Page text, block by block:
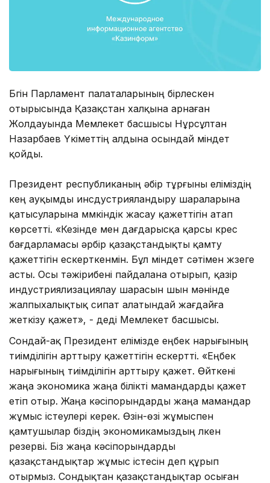
Бүгін Парламент палаталарының бірлескен
отырысында Қазақстан халқына арнаған
Жолдауында Мемлекет басшысы Нұрсұлтан
Назарбаев Үкіметтің алдына осындай міндет
қойды.
Президент республиканың әбір тұрғыны еліміздің
кең ауқымды инсдустрияландыру шараларына
қатысуларына мүмкіндік жасау қажеттігін атап
көрсетті. «Кезінде мен дағдарысқа қарсы күрес
бағдарламасы әрбір қазақстандықты қамту
қажеттігін ескерткенмін. Бұл міндет сәтімен жүзеге
асты. Осы тәжірибені пайдалана отырып, қазір
индустриялизациялау шарасын шын мәнінде
жалпыхалықтық сипат алатындай жағдайға
жеткізу қажет», - деді Мемлекет басшысы.
Сондай-ақ Президент елімізде еңбек нарығының
тиімділігін арттыру қажеттігін ескертті. «Еңбек
нарығының тиімділігін арттыру қажет. Өйткені
жаңа экономика жаңа білікті мамандарды қажет
етіп отыр. Жаңа кәсіпорындарды жаңа мамандар
жұмыс істеулері керек. Өзін-өзі жұмыспен
қамтушылар біздің экономикамыздың үлкен
резерві. Біз жаңа кәсіпорындарды
қазақстандықтар жұмыс істесін деп құрып
отырмыз. Сондықтан қазақстандықтар осыған